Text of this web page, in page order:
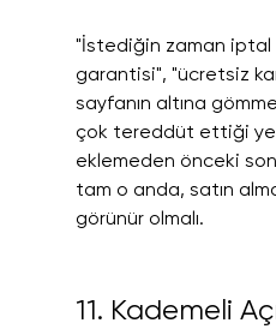
"İstediğin zaman iptal
garantisi", "ücretsiz
sayfanın altına
çok tereddüt ettiği
eklemeden önceki
tam o anda, satın
görünür olmalı.
11. Kademeli